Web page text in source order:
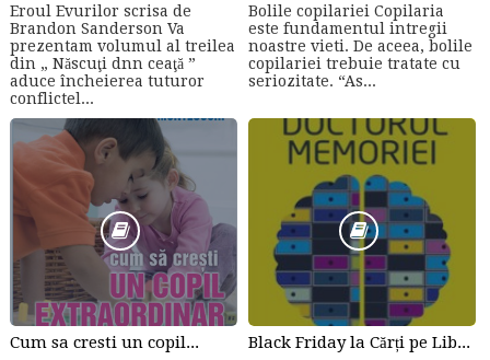
Eroul Evurilor scrisa de
Brandon Sanderson Va
prezentam volumul al treilea
din „ Născuţi dnn ceaţă ”
aduce încheierea tuturor
conflictel...
Bolile copilariei Copilaria
este fundamentul intregii
noastre vieti. De aceea, bolile
copilariei trebuie tratate cu
seriozitate. “As...
Cum sa cresti un copil... Black Friday la Cărți pe Libris